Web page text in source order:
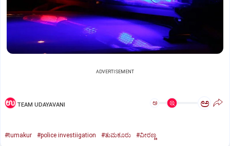
ADVERTISEMENT
TEAM UDAYAVANI ಅ ಅ
#tumakur #police investiigation #ತುಮಕೂರು #ವೀರಣ್ಣ